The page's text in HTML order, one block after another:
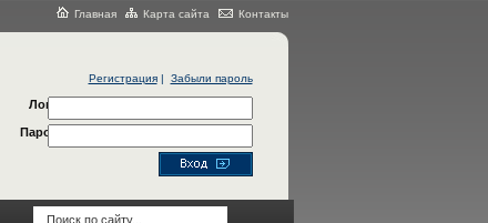
Главная Карта сайта Контакты
Регистрация| Забыли пароль
Логин
Пароль